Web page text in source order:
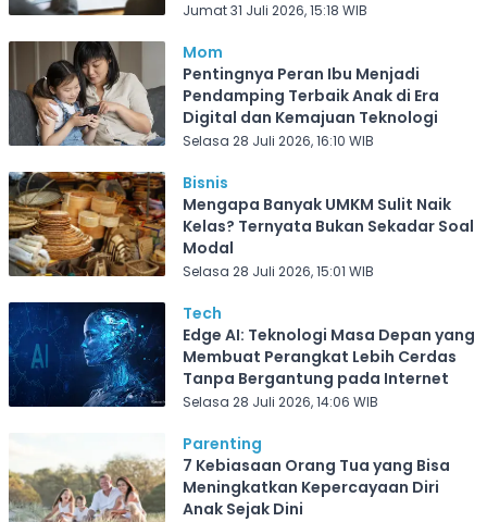
Jumat 31 Juli 2026, 15:18 WIB
Mom
Pentingnya Peran Ibu Menjadi
Pendamping Terbaik Anak di Era
Digital dan Kemajuan Teknologi
Selasa 28 Juli 2026, 16:10 WIB
Bisnis
Mengapa Banyak UMKM Sulit Naik
Kelas? Ternyata Bukan Sekadar Soal
Modal
Selasa 28 Juli 2026, 15:01 WIB
Tech
Edge AI: Teknologi Masa Depan yang
Membuat Perangkat Lebih Cerdas
Tanpa Bergantung pada Internet
Selasa 28 Juli 2026, 14:06 WIB
Parenting
7 Kebiasaan Orang Tua yang Bisa
Meningkatkan Kepercayaan Diri
Anak Sejak Dini